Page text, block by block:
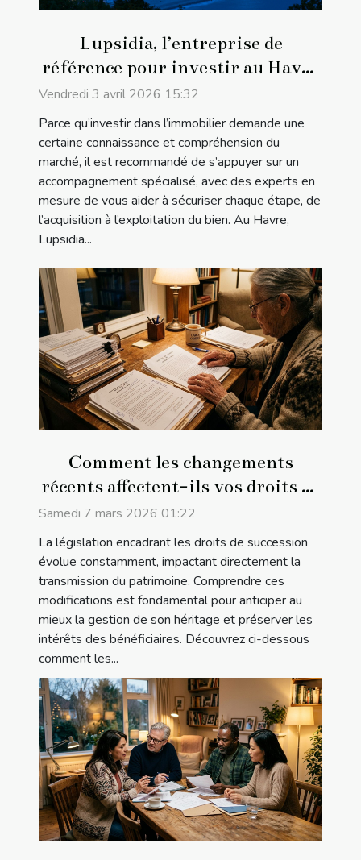
Lupsidia, l’entreprise de
référence pour investir au Havre
!
Vendredi 3 avril 2026 15:32
Parce qu’investir dans l’immobilier demande une
certaine connaissance et compréhension du
marché, il est recommandé de s’appuyer sur un
accompagnement spécialisé, avec des experts en
mesure de vous aider à sécuriser chaque étape, de
l’acquisition à l’exploitation du bien. Au Havre,
Lupsidia...
Comment les changements
récents affectent-ils vos droits de
succession ?
Samedi 7 mars 2026 01:22
La législation encadrant les droits de succession
évolue constamment, impactant directement la
transmission du patrimoine. Comprendre ces
modifications est fondamental pour anticiper au
mieux la gestion de son héritage et préserver les
intérêts des bénéficiaires. Découvrez ci-dessous
comment les...